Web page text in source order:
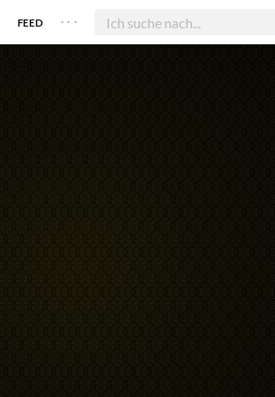
FEED . . .